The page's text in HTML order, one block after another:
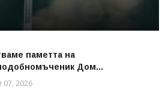
паметта на
Дом...
07, 2026